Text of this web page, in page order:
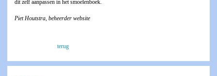
dit zelf aanpassen in het smoelenboek.
Piet Houtstra, beheerder website
terug